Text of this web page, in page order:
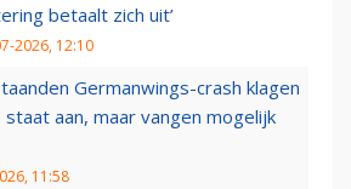
betaalt zich uit’
2026, 12:10
Germanwings-crash klagen
staat aan, maar vangen mogelijk
11:58